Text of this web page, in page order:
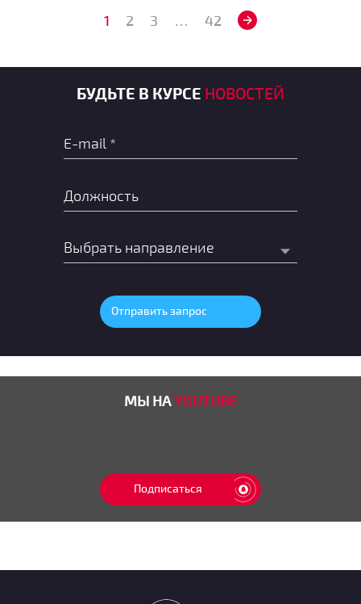
1 2 3 … 42
БУДЬТЕ В КУРСЕ НОВОСТЕЙ
МЫ НАYOUTUBE
Подписаться